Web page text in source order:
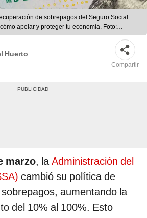
de sobrepagos del Seguro Social
apelar y proteger tu economía. Foto:
Huerto
Compartir
marzo, laAdministración del
cambió su política de
aumentando la
del 10% al 100%. Esto